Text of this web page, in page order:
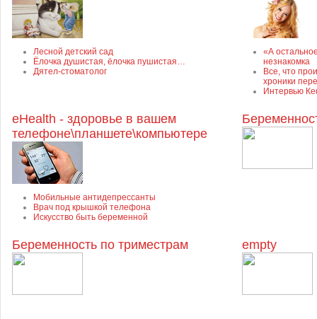
Лесной детский сад
Ёлочка душистая, ёлочка пушистая…
Дятел-стоматолог
«А
незнакомка
Все, что
хроники
Интервью
eHealth - здоровье в вашем
телефоне\планшете\компьютере
Мобильные антидепрессанты
Врач под крышкой телефона
Искусство быть беременной
Беременность по триместрам empty